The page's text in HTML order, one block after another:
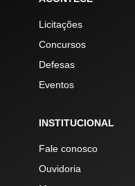
Licitações
Concursos
Defesas
Eventos
INSTITUCIONAL
Fale conosco
Ouvidoria